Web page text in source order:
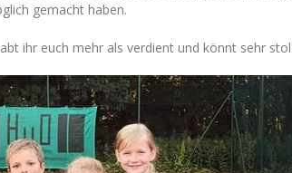
gemacht haben.
ihr euch mehr als verdient und könnt sehr